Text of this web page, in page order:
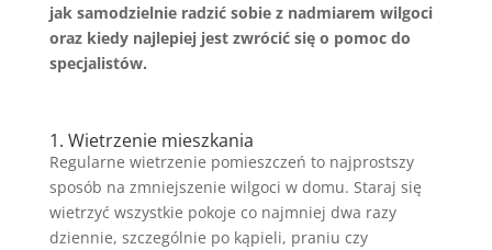
jak samodzielnie radzić sobie z nadmiarem wilgoci
oraz kiedy najlepiej jest zwrócić się o pomoc do
specjalistów.
1. Wietrzenie mieszkania
Regularne wietrzenie pomieszczeń to najprostszy
sposób na zmniejszenie wilgoci w domu. Staraj się
wietrzyć wszystkie pokoje co najmniej dwa razy
dziennie, szczególnie po kąpieli, praniu czy